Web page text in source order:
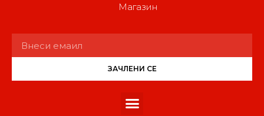
Магазин
ЗАЧЛЕНИ СЕ